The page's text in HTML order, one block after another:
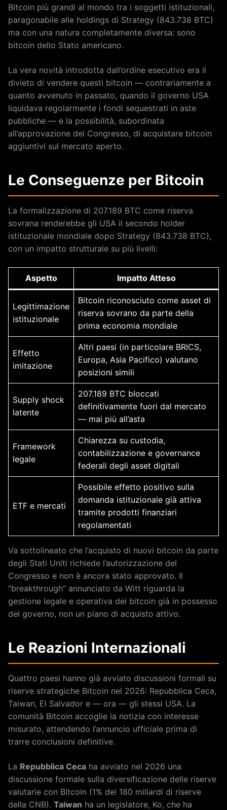
Bitcoin più grandi al mondo tra i soggetti istituzionali,
paragonabile alle holdings di Strategy (843.738 BTC)
ma con una natura completamente diversa: sono
bitcoin dello Stato americano.
La vera novità introdotta dall’ordine esecutivo era il
divieto di vendere questi bitcoin — contrariamente a
quanto avvenuto in passato, quando il governo USA
liquidava regolarmente i fondi sequestrati in aste
pubbliche — e la possibilità, subordinata
all’approvazione del Congresso, di acquistare bitcoin
aggiuntivi sul mercato aperto.
Le Conseguenze per Bitcoin
La formalizzazione di 207.189 BTC come riserva
sovrana renderebbe gli USA il secondo holder
istituzionale mondiale dopo Strategy (843.738 BTC),
con un impatto strutturale su più livelli:
Aspetto Impatto Atteso
Legittimazione
istituzionale
Bitcoin riconosciuto come asset di
riserva sovrano da parte della
prima economia mondiale
Effetto
imitazione
Altri paesi (in particolare BRICS,
Europa, Asia Pacifico) valutano
posizioni simili
Supply shock
latente
207.189 BTC bloccati
definitivamente fuori dal mercato
— mai più all’asta
Framework
legale
Chiarezza su custodia,
contabilizzazione e governance
federali degli asset digitali
ETF e mercati
Possibile effetto positivo sulla
domanda istituzionale già attiva
tramite prodotti finanziari
regolamentati
Va sottolineato che l’acquisto di nuovi bitcoin da parte
degli Stati Uniti richiede l’autorizzazione del
Congresso e non è ancora stato approvato. Il
“breakthrough” annunciato da Witt riguarda la
gestione legale e operativa dei bitcoin già in possesso
del governo, non un piano di acquisto attivo.
Le Reazioni Internazionali
Quattro paesi hanno già avviato discussioni formali su
riserve strategiche Bitcoin nel 2026: Repubblica Ceca,
Taiwan, El Salvador e — ora — gli stessi USA. La
comunità Bitcoin accoglie la notizia con interesse
misurato, attendendo l’annuncio ufficiale prima di
trarre conclusioni definitive.
La Repubblica Ceca ha avviato nel 2026 una
discussione formale sulla diversificazione delle riserve
valutarie con Bitcoin (1% dei 180 miliardi di riserve
della CNB). Taiwan ha un legislatore, Ko, che ha